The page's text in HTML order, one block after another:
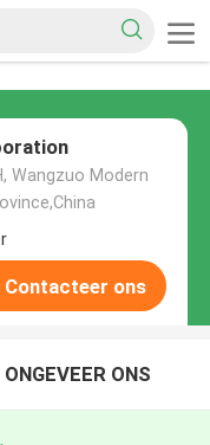
Wangzuo Modern
Contacteer ons
ONGEVEER ONS